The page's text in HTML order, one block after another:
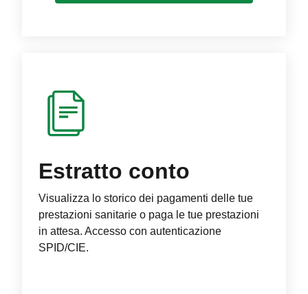
Estratto conto
Visualizza lo storico dei pagamenti delle tue
prestazioni sanitarie o paga le tue prestazioni
in attesa. Accesso con autenticazione
SPID/CIE.